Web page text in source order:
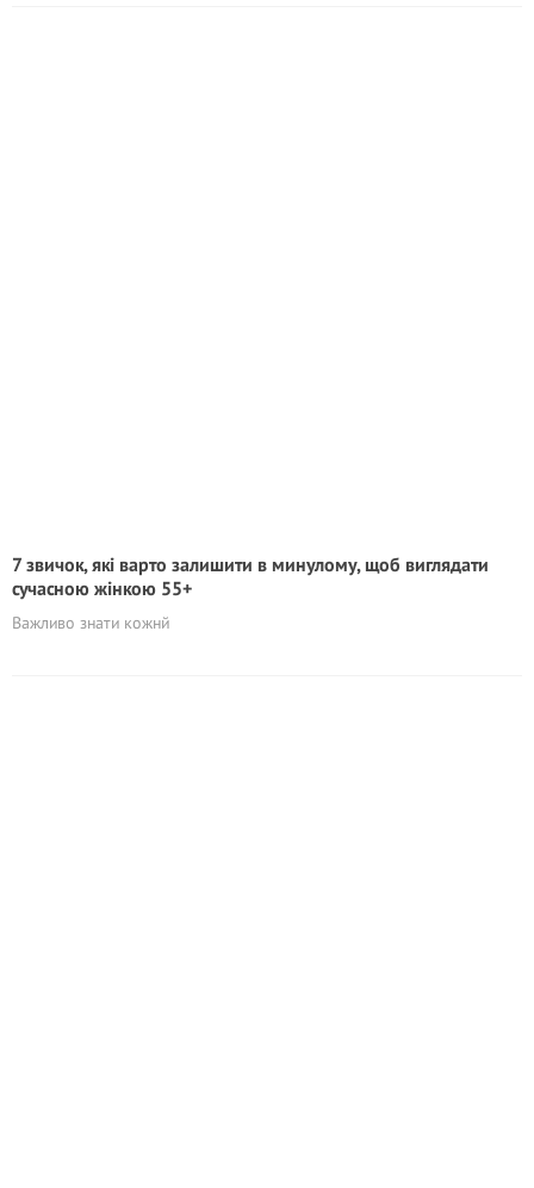
7 звичок, які варто залишити в минулому, щоб виглядати
сучасною жінкою 55+
Важливо знати кожнй